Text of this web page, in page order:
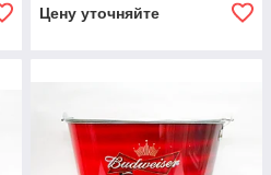
Цену уточняйте